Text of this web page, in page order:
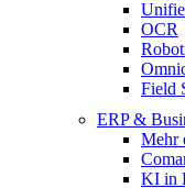
OCR
Field
ERP &
Mehr
KI in